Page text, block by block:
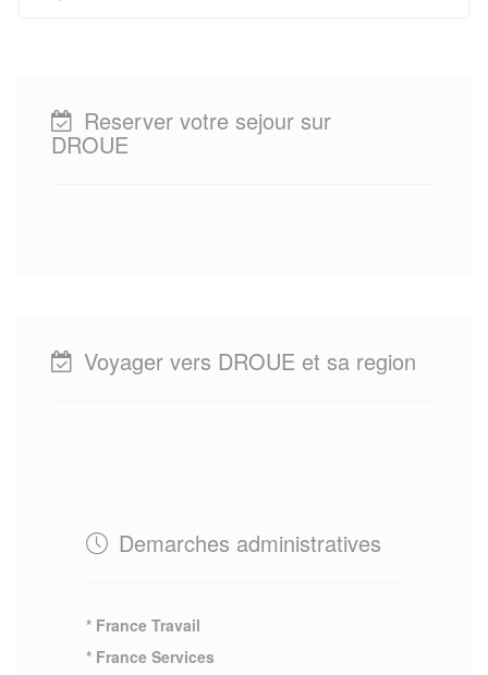
Reserver votre sejour sur
DROUE
Voyager vers DROUE et sa region
Demarches administratives
* France Travail
* France Services